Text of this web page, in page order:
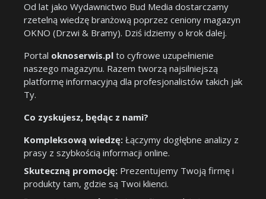
Od lat jako Wydawnictwo Bud Media dostarczamy
rzetelną wiedzę branżową poprzez ceniony magazyn
OKNO (Drzwi & Bramy). Dziś idziemy o krok dalej.
Portal oknoserwis.pl to cyfrowe uzupełnienie
naszego magazynu. Razem tworzą najsilniejszą
platformę informacyjną dla profesjonalistów takich jak
Ty.
Co zyskujesz, będąc z nami?
Kompleksową wiedzę: Łączymy dogłębne analizy z
prasy z szybkością informacji online.
Skuteczną promocję: Prezentujemy Twoją firmę i
produkty tam, gdzie są Twoi klienci.